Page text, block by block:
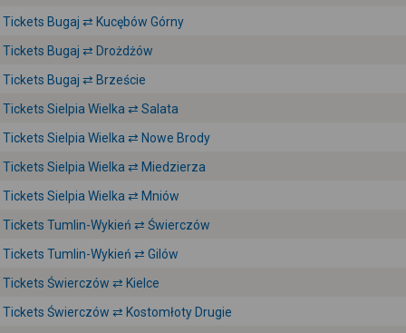
Tickets Bugaj ⇄ Kucębów Górny
Tickets Bugaj ⇄ Drożdżów
Tickets Bugaj ⇄ Brzeście
Tickets Sielpia Wielka ⇄ Salata
Tickets Sielpia Wielka ⇄ Nowe Brody
Tickets Sielpia Wielka ⇄ Miedzierza
Tickets Sielpia Wielka ⇄ Mniów
Tickets Tumlin-Wykień ⇄ Świerczów
Tickets Tumlin-Wykień ⇄ Gilów
Tickets Świerczów ⇄ Kielce
Tickets Świerczów ⇄ Kostomłoty Drugie